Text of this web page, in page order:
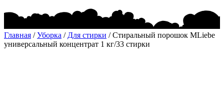
Главная /Уборка / Для стирки / Стиральный порошок MLiebe
универсальный концентрат 1 кг/33 стирки